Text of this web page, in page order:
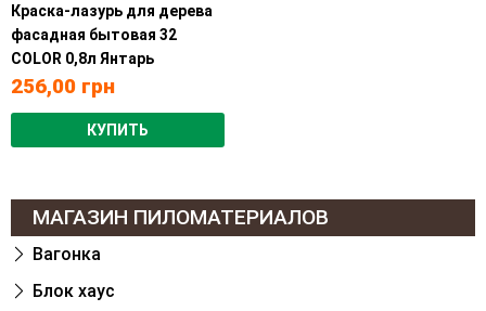
Краска-лазурь для дерева
фасадная бытовая 32
COLOR 0,8л Янтарь
256,00 грн
КУПИТЬ
МАГАЗИН ПИЛОМАТЕРИАЛОВ
Вагонка
Блок хаус